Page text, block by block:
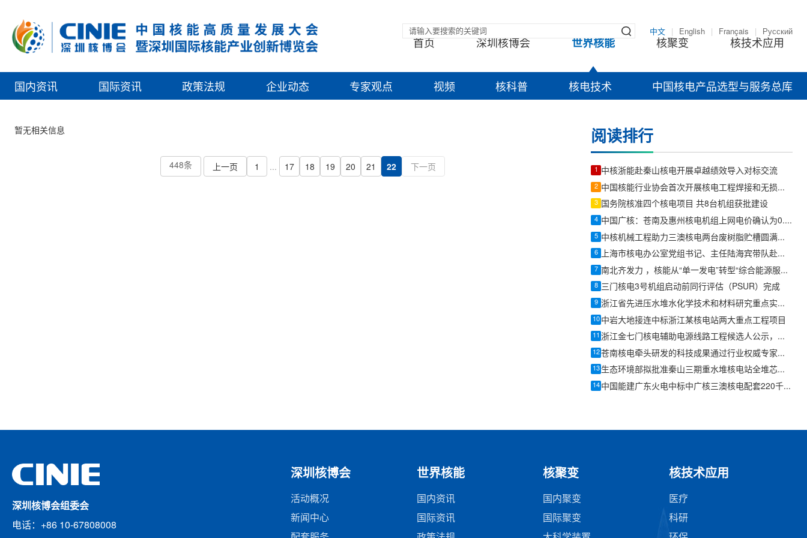
中文 English Français Русский
首页 深圳核博会 世界核能 核聚变 核技术应用
国内资讯 国际资讯 政策法规 企业动态 专家观点 视频 核科普 核电技术 中国核电产品选型与服务总库
暂无相关信息
448条 上一页 1 ... 17 18 19 20 21 22 下一页
阅读排行
1 中核浙能赴秦山核电开展卓越绩效导入对标交流
2 中国核能行业协会首次开展核电工程焊接和无损检验质量管控专项评估
3 国务院核准四个核电项目 共8台机组获批建设
4 中国广核：苍南及惠州核电机组上网电价确认为0.4153元/千瓦时
5 中核机械工程助力三澳核电两台废树脂贮槽圆满完成吊装
6 上海市核电办公室党组书记、主任陆海宾带队赴秦山核电开展访问
7 南北齐发力 ，核能从“单一发电”转型“综合能源服务商”
8 三门核电3号机组启动前同行评估（PSUR）完成
9 浙江省先进压水堆水化学技术和材料研究重点实验室2026年度学术委员会会议暨学术年会召开
10 中岩大地接连中标浙江某核电站两大重点工程项目
11 浙江金七门核电辅助电源线路工程候选人公示，中能建联合体2.27亿元报价居首
12 苍南核电牵头研发的科技成果通过行业权威专家科技鉴定
13 生态环境部拟批准秦山三期重水堆核电站全堆芯压力管更换项目环评
14 中国能建广东火电中标中广核三澳核电配套220千伏输电EPC工程
深圳核博会组委会
电话：+86 10-67808008
深圳核博会
活动概况
新闻中心
世界核能
国内资讯
国际资讯
核聚变
国内聚变
国际聚变
核技术应用
医疗
科研